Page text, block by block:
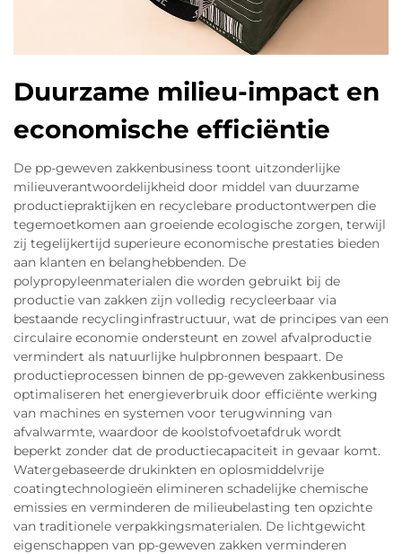
Duurzame milieu-impact en
economische efficiëntie
De pp-geweven zakkenbusiness toont uitzonderlijke
milieuverantwoordelijkheid door middel van duurzame
productiepraktijken en recyclebare productontwerpen die
tegemoetkomen aan groeiende ecologische zorgen, terwijl
zij tegelijkertijd superieure economische prestaties bieden
aan klanten en belanghebbenden. De
polypropyleenmaterialen die worden gebruikt bij de
productie van zakken zijn volledig recycleerbaar via
bestaande recyclinginfrastructuur, wat de principes van een
circulaire economie ondersteunt en zowel afvalproductie
vermindert als natuurlijke hulpbronnen bespaart. De
productieprocessen binnen de pp-geweven zakkenbusiness
optimaliseren het energieverbruik door efficiënte werking
van machines en systemen voor terugwinning van
afvalwarmte, waardoor de koolstofvoetafdruk wordt
beperkt zonder dat de productiecapaciteit in gevaar komt.
Watergebaseerde drukinkten en oplosmiddelvrije
coatingtechnologieën elimineren schadelijke chemische
emissies en verminderen de milieubelasting ten opzichte
van traditionele verpakkingsmaterialen. De lichtgewicht
eigenschappen van pp-geweven zakken verminderen